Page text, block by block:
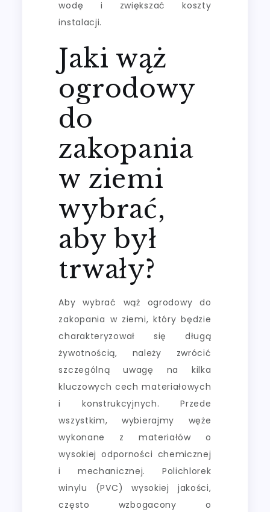
wodę i zwiększać koszty
instalacji.
Jaki wąż
ogrodowy
do
zakopania
w ziemi
wybrać,
aby był
trwały?
Aby wybrać wąż ogrodowy do
zakopania w ziemi, który będzie
charakteryzował się długą
żywotnością, należy zwrócić
szczególną uwagę na kilka
kluczowych cech materiałowych
i konstrukcyjnych. Przede
wszystkim, wybierajmy węże
wykonane z materiałów o
wysokiej odporności chemicznej
i mechanicznej. Polichlorek
winylu (PVC) wysokiej jakości,
często wzbogacony o